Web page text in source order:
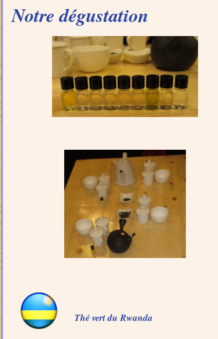
Notre dégustation
Thé vert du Rwanda